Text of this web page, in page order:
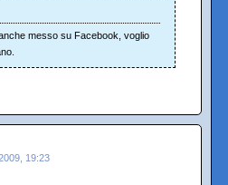
messo su Facebook, voglio
19:23